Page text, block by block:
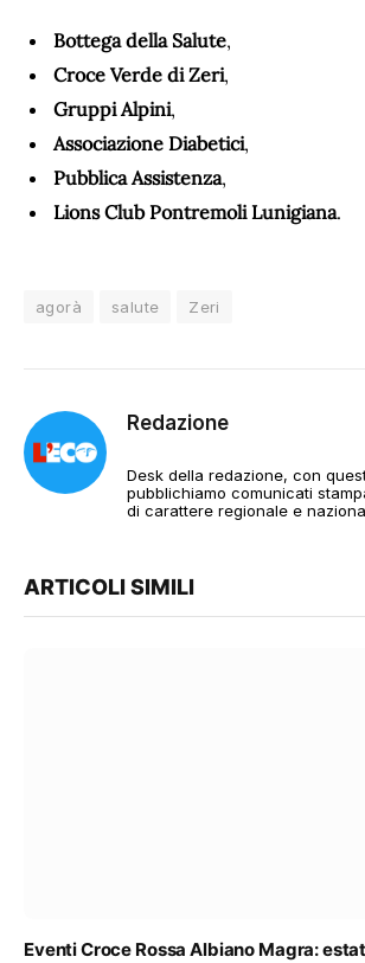
Bottega della Salute,
Croce Verde di Zeri,
Gruppi Alpini,
Associazione Diabetici,
Pubblica Assistenza,
Lions Club Pontremoli Lunigiana.
agorà salute Zeri
Redazione
Desk della redazione, con
pubblichiamo comunicati
di carattere regionale e
ARTICOLI SIMILI
Eventi Croce Rossa Albiano Magra: